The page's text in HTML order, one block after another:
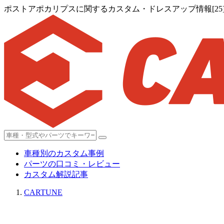
ポストアポカリプスに関するカスタム・ドレスアップ情報
車種別のカスタム事例
パーツの口コミ・レビュー
カスタム解説記事
CARTUNE